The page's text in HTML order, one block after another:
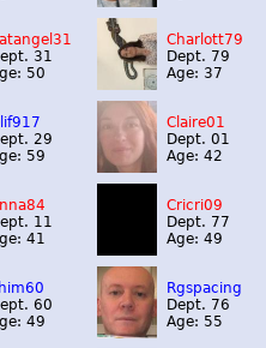
31
50
Charlott79
Dept. 79
Age: 37
29
59
Claire01
Dept. 01
Age: 42
11
41
Cricri09
Dept. 77
Age: 49
60
49
Rgspacing
Dept. 76
Age: 55